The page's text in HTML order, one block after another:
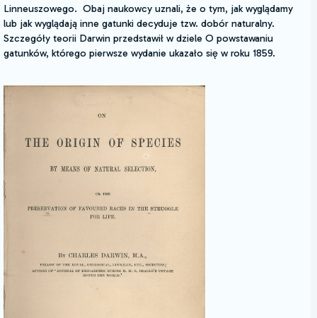
Linneuszowego. Obaj naukowcy uznali, że o tym, jak wyglądamy
lub jak wyglądają inne gatunki decyduje tzw. dobór naturalny.
Szczegóły teorii Darwin przedstawił w dziele O powstawaniu
gatunków, którego pierwsze wydanie ukazało się w roku 1859.